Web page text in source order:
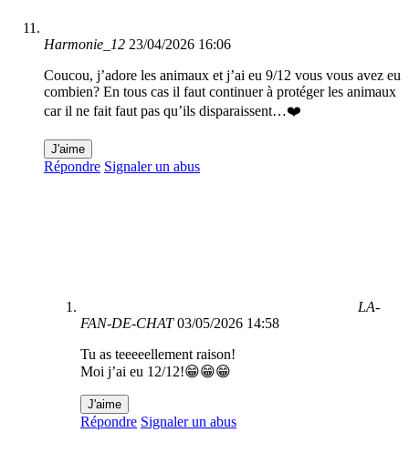
Harmonie_12 23/04/2026 16:06
Coucou, j’adore les animaux et j’ai eu 9/12 vous vous avez eu
combien? En tous cas il faut continuer à protéger les animaux
car il ne fait faut pas qu’ils disparaissent…❤️
J'aime
Répondre Signaler un abus
LA-
FAN-DE-CHAT 03/05/2026 14:58
Tu as teeeeellement raison!
Moi j’ai eu 12/12!😁😁😁
J'aime
Répondre Signaler un abus